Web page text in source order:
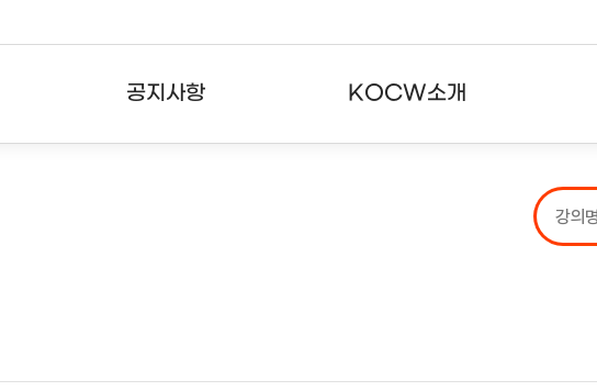
공지사항 KOCW소개